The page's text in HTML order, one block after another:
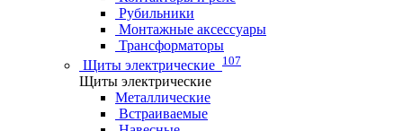
Рубильники
Монтажные аксессуары
Трансформаторы
Щиты электрические 107
Щиты электрические
Металлические
Встраиваемые